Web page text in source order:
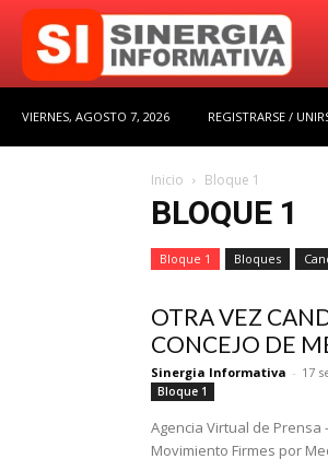
VIERNES, AGOSTO 7, 2026 REGISTRARSE /
Inicio Bloque 1
BLOQUE 1
Bloque 1 Bloques
OTRA VEZ
CONCEJO DE
Sinergia Informativa - 17
Bloque 1
Agencia Virtual de Prensa
Movimiento Firmes por